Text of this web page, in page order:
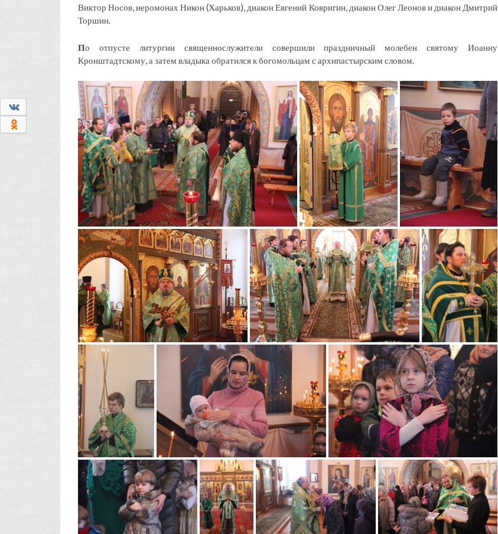
Виктор Носов, иеромонах Никон (Харьков), диакон Евгений Ковригин, диакон Олег Леонов и диакон Дмитрий
Торшин.
По отпусте литургии священнослужители совершили праздничный молебен святому Иоанну
Кронштадтскому, а затем владыка обратился к богомольцам с архипастырским словом.